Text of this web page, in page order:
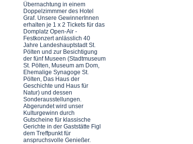
Übernachtung in einem
Doppelzimmmer des Hotel
Graf. Unsere GewinnerInnen
erhalten je 1 x 2 Tickets für das
Domplatz Open-Air -
Festkonzert anlässlich 40
Jahre Landeshauptstadt St.
Pölten und zur Besichtigung
der fünf Museen (Stadtmuseum
St. Pölten, Museum am Dom,
Ehemalige Synagoge St.
Pölten, Das Haus der
Geschichte und Haus für
Natur) und dessen
Sonderausstellungen.
Abgerundet wird unser
Kulturgewinn durch
Gutscheine für klassische
Gerichte in der Gaststätte Figl
dem Treffpunkt für
anspruchsvolle Genießer.